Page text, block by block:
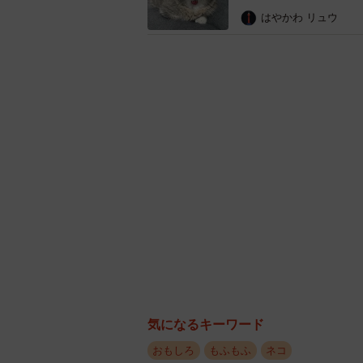
はやかわ リュウ
気になるキーワード
おもしろ もふもふ ネコ